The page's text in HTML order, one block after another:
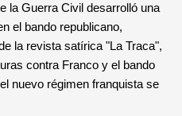
la Guerra Civil desarrolló una
el bando republicano,
la revista satírica "La Traca",
contra Franco y el bando
nuevo régimen franquista se